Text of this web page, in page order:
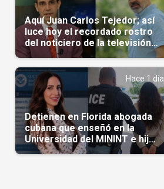
Aquí Juan Carlos Tejedor; así
luce hoy el recordado rostro
del noticiero de la televisión
cubana
Hace 1 día
Detienen en Florida abogada
cubana que enseñó en la
Universidad del MININT e hija
de diplomático cubano